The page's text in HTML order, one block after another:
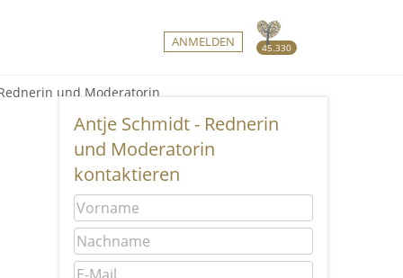
45.330
ANMELDEN
und Moderatorin
Antje Schmidt - Rednerin
und Moderatorin
kontaktieren